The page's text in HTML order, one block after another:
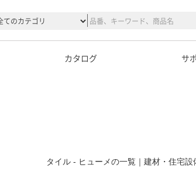
カタログ サ
タイル - ヒューメの一覧｜建材・住宅